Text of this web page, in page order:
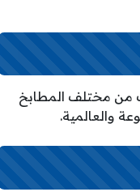
من مختلف المطابخ
والعالمية.